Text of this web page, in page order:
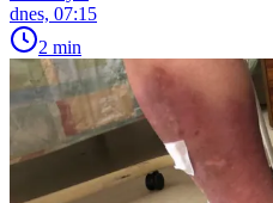
dnes, 07:15
2 min